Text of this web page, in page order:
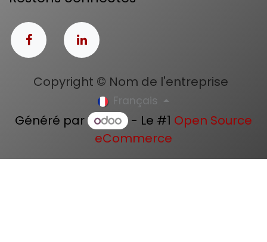
Copyright © Nom de l'entreprise
Français
Généré par - Le #1 Open Source
eCommerce